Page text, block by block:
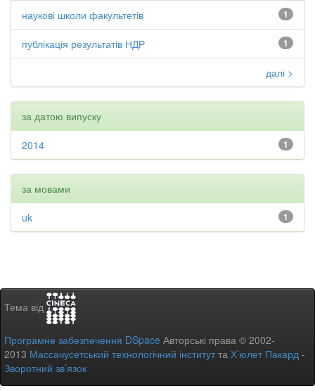
1
наукові школи факультетів
1
публікація результатів НДР
далі >
за датою випуску
1
2014
за мовами
1
uk
Тема від
Програмне забезпечення DSpace Авторські права © 2002-
2013 Массачусетський технологічний інститутта Х’юлет Пакард -
Зворотний зв’язок